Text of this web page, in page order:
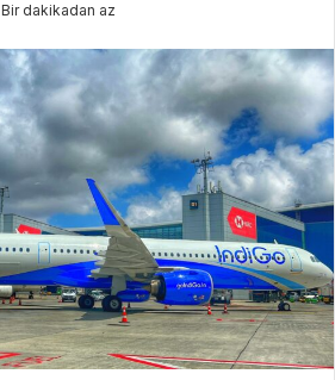
Bir dakikadan az